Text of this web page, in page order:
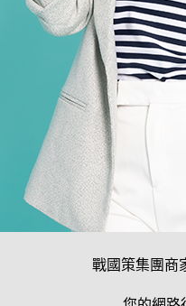
戰國策集團商